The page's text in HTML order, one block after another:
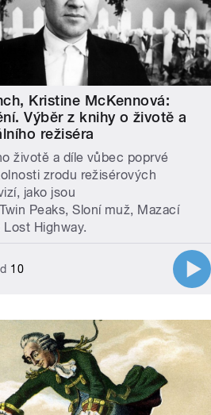
Kristine McKennová:
Výběr z knihy o životě a
režiséra
životě a díle vůbec poprvé
zrodu režisérových
jako jsou
Peaks, Sloní muž, Mazací
Lost Highway.
10